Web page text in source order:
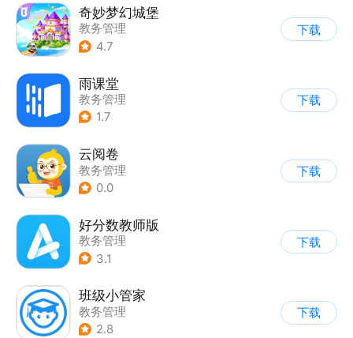
奇妙梦幻城堡
教务管理
| 儿童益智游戏
4.7
下载
雨课堂
教务管理
1.7
下载
云阅卷
教务管理
0.0
下载
好分数教师版
教务管理
3.1
下载
班级小管家
教务管理
2.8
下载